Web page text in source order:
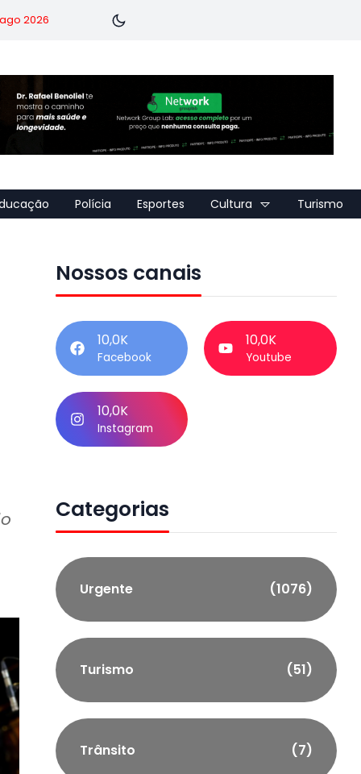
2026
Polícia Esportes Cultura Turismo
Nossos canais
10,0K
Facebook
10,0K
Youtube
10,0K
Instagram
Categorias
Urgente (1076)
Turismo (51)
Trânsito (7)